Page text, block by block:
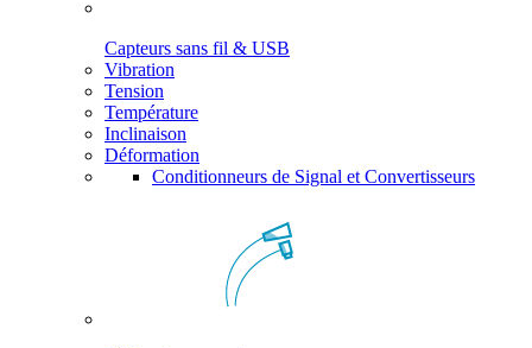
Capteurs sans fil & USB
Vibration
Tension
Température
Inclinaison
Déformation
Conditionneurs de Signal et Convertisseurs